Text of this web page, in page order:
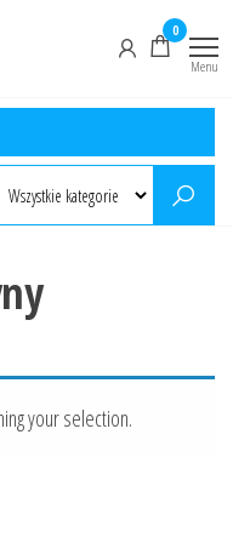
0
Menu
your selection.